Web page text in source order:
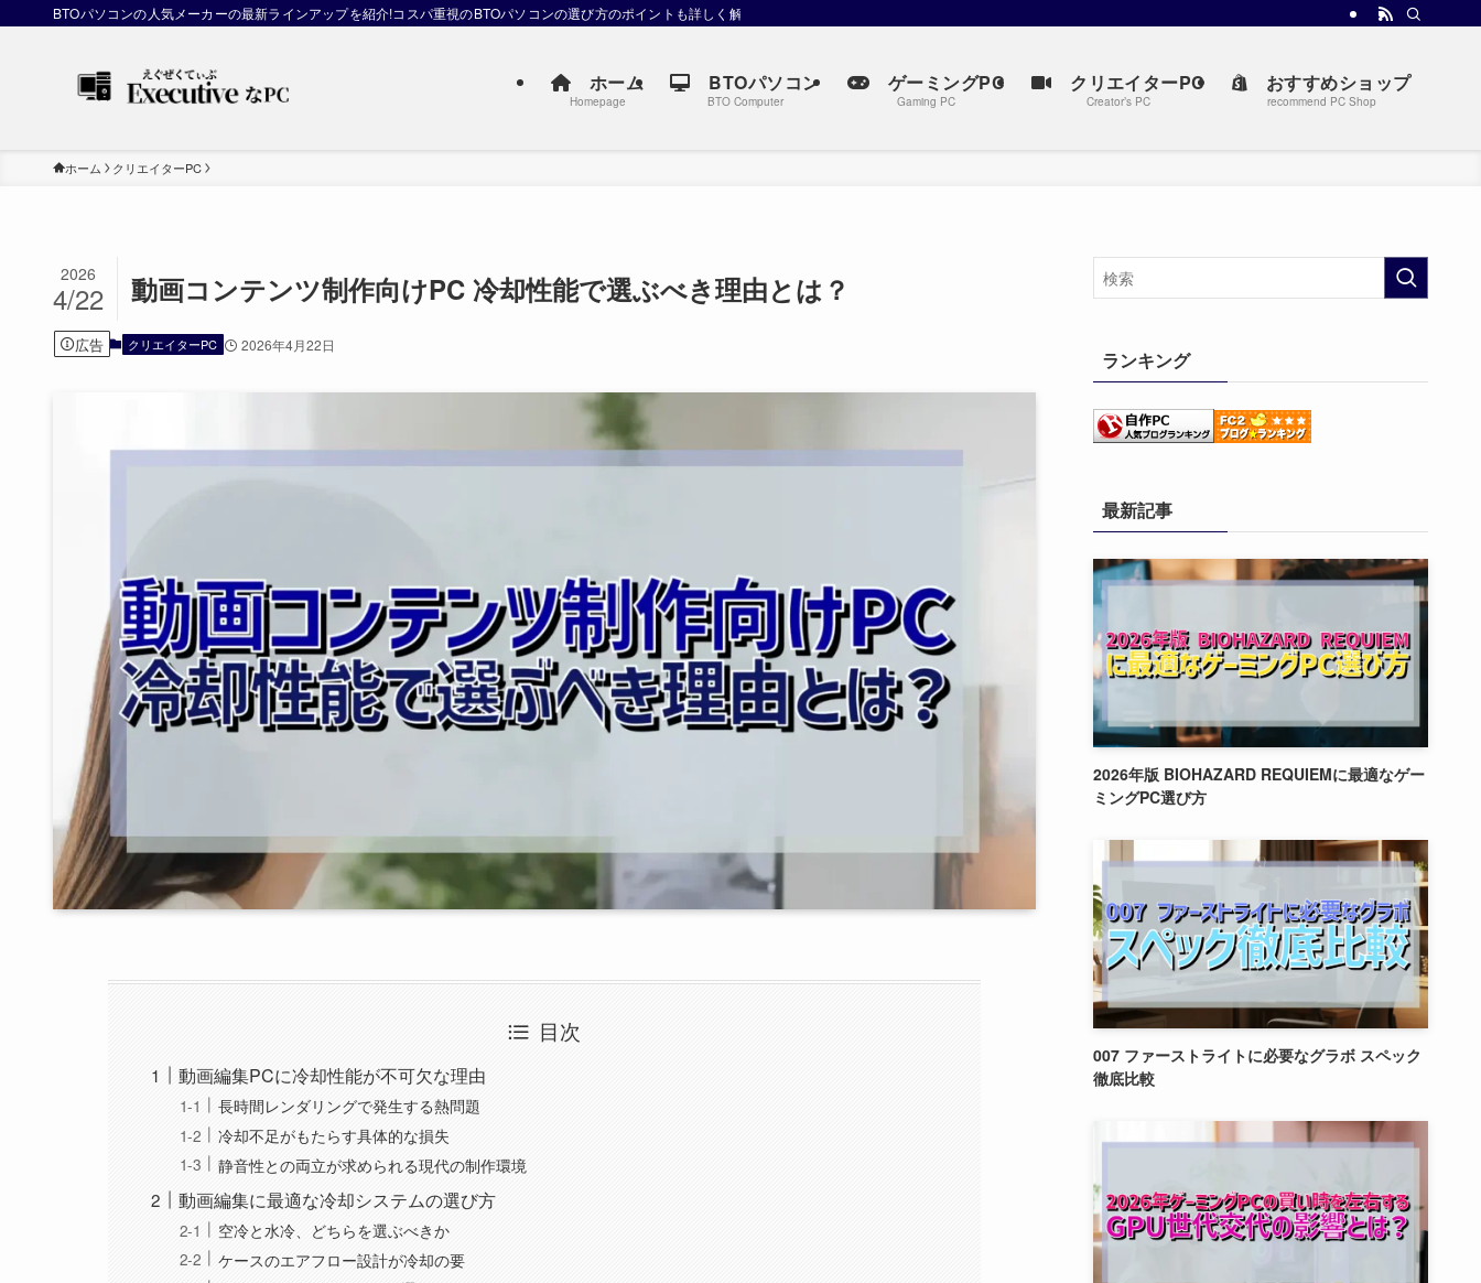
BTOパソコンの人気メーカーの最新ラインアップを紹介!コスパ重視のBTOパソコンの選び方のポイントも詳しく解説しています。
ホーム
Homepage
BTOパソコン
BTO Computer
ゲーミングPC
Gaming PC
クリエイターPC
Creator’s PC
おすすめショップ
recommend PC Shop
ホーム クリエイターPC
動画コンテンツ制作向けPC 冷却性能で選ぶべき理由とは？
2026
4/22
広告 クリエイターPC 2026年4月22日
目次
動画編集PCに冷却性能が不可欠な理由
長時間レンダリングで発生する熱問題
冷却不足がもたらす具体的な損失
静音性との両立が求められる現代の制作環境
動画編集に最適な冷却システムの選び方
空冷と水冷、どちらを選ぶべきか
ケースのエアフロー設計が冷却の要
ランキング
最新記事
2026年版 BIOHAZARD REQUIEMに最適なゲー
ミングPC選び方
007 ファーストライトに必要なグラボ スペック
徹底比較